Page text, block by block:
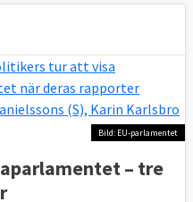
Bild: EU-parlamentet
– tre